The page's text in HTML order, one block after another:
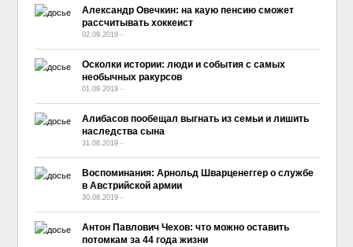
Александр Овечкин: на каую пенсию сможет
рассчитывать хоккеист
02.09.2019 -
Осколки истории: люди и события с самых
необычных ракурсов
01.09.2019 -
Алибасов пообещал выгнать из семьи и лишить
наследства сына
31.08.2019 -
Воспоминания: Арнольд Шварценеггер о службе
в Австрийской армии
30.08.2019 -
Антон Павлович Чехов: что можно оставить
потомкам за 44 года жизни